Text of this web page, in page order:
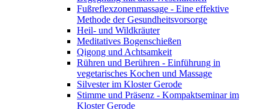
Fußreflexzonenmassage - Eine effektive
Methode der Gesundheitsvorsorge
Heil- und Wildkräuter
Meditatives Bogenschießen
Qigong und Achtsamkeit
Rühren und Berühren - Einführung in
vegetarisches Kochen und Massage
Silvester im Kloster Gerode
Stimme und Präsenz - Kompaktseminar im
Kloster Gerode